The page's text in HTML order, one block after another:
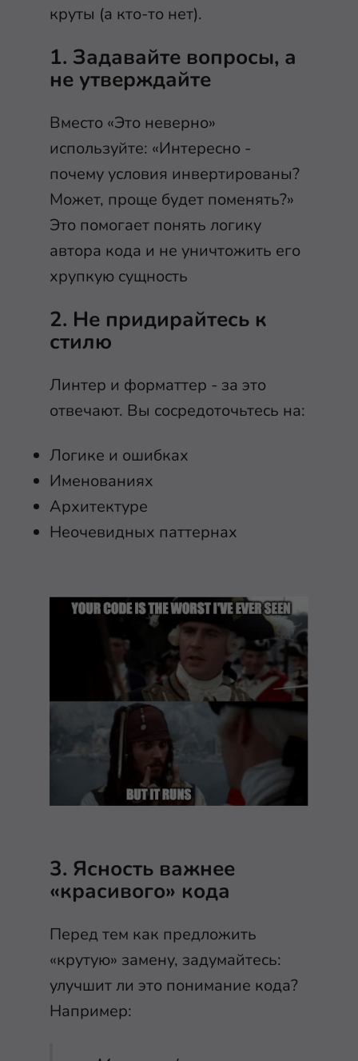
круты (а кто-то нет).
1. Задавайте вопросы, а
не утверждайте
Вместо «Это неверно»
используйте: «Интересно -
почему условия инвертированы?
Может, проще будет поменять?»
Это помогает понять логику
автора кода и не уничтожить его
хрупкую сущность
2. Не придирайтесь к
стилю
Линтер и форматтер - за это
отвечают. Вы сосредоточьтесь на:
Логике и ошибках
Именованиях
Архитектуре
Неочевидных паттернах
3. Ясность важнее
«красивого» кода
Перед тем как предложить
«крутую» замену, задумайтесь:
улучшит ли это понимание кода?
Например: